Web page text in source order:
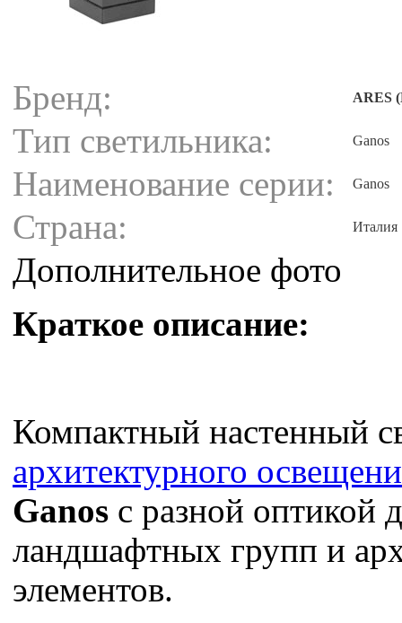
Бренд: ARES
Тип светильника: Ganos
Наименование серии: Ganos
Страна: Италия
Дополнительное фото
Краткое описание:
Компактный настенный
архитектурного
Ganos с разной оптикой
ландшафтных групп и
элементов.